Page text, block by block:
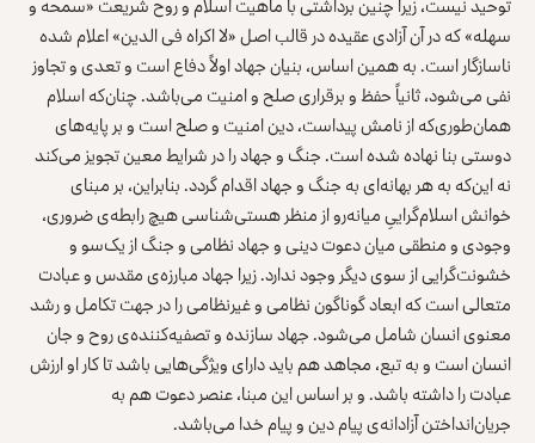
سهله» که در آن آزادی عقیده در قالب اصل «لا اکراه فی الدین» اعلام شده
ناسازگار است. به همین اساس، بنیان جهاد اولاً دفاع است و تعدی و تجاوز
نفی می‌شود، ثانیاً حفظ و برقراری صلح و امنیت می‌باشد. چنان‌که اسلام
همان‌طوری‌که از نامش پیداست، دین امنیت و صلح است و بر پایه‌های
دوستی بنا نهاده شده است. جنگ و جهاد را در شرایط معین تجویز می‌کند
نه این‌که به هر بهانه‌ای به جنگ و جهاد اقدام گردد. بنابراین، بر مبنای
خوانش اسلام‌گراییِ میانه‌رو از منظر هستی‌شناسی هیچ رابطه‌ی ضروری،
وجودی و منطقی میان دعوت دینی و جهاد نظامی و جنگ از یک‌سو و
خشونت‌گرایی از سوی دیگر وجود ندارد. زیرا جهاد مبارزه‌ی مقدس و عبادت
متعالی است که ابعاد گوناگون نظامی و غیرنظامی را در جهت تکامل و رشد
معنوی انسان شامل می‌شود. جهاد سازنده و تصفیه‌کننده‌ی روح و جان
انسان است و به تبع، مجاهد هم باید دارای ویژگی‌هایی باشد تا کار او ارزش
عبادت را داشته باشد. و بر اساس این مبنا، عنصر دعوت هم به
جریان‌انداختن آزادانه‌ی پیام دین و پیام خدا می‌باشد.